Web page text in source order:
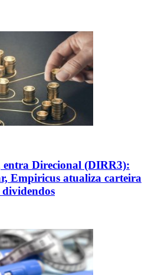
Direcional (DIRR3):
Empiricus atualiza carteira
dividendos